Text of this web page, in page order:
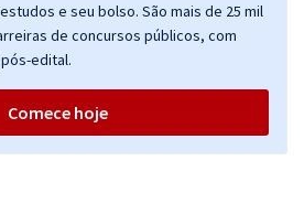
de Educação Física da 22ª Região -
de Fiscal de Postura
à vista
12x deR$25,99
e seu bolso. São mais de 25 mil
de concursos públicos, com
edital.
Comece hoje